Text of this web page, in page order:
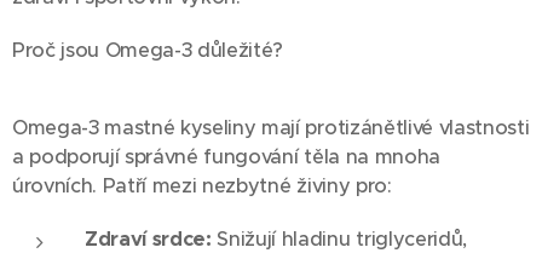
Proč jsou Omega-3 důležité?
Omega-3 mastné kyseliny mají protizánětlivé vlastnosti
a podporují správné fungování těla na mnoha
úrovních. Patří mezi nezbytné živiny pro:
Zdraví srdce: Snižují hladinu triglyceridů,